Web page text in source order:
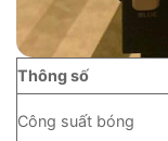
Thông số
Công suất bóng